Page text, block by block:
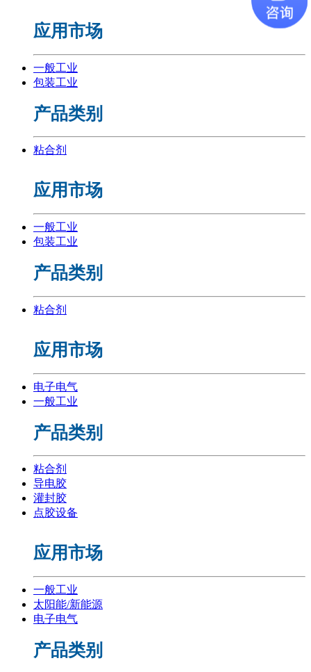
应用市场
一般工业
包装工业
产品类别
粘合剂
应用市场
一般工业
包装工业
产品类别
粘合剂
应用市场
电子电气
一般工业
产品类别
粘合剂
导电胶
灌封胶
点胶设备
应用市场
一般工业
太阳能/新能源
电子电气
产品类别